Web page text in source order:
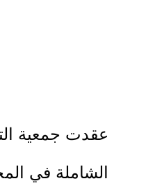
عقدت جمعية